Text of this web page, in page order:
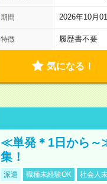
期間 2026年10月
特徴 履歴書不要
気になる！
≪単発＊1日から～
集！
派遣 職種未経験OK 社会人